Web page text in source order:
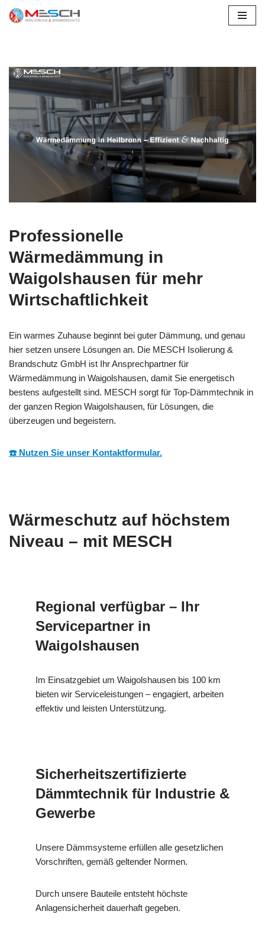
Professionelle
Wärmedämmung in
Waigolshausen für mehr
Wirtschaftlichkeit
Ein warmes Zuhause beginnt bei guter Dämmung, und genau
hier setzen unsere Lösungen an. Die MESCH Isolierung &
Brandschutz GmbH ist Ihr Ansprechpartner für
Wärmedämmung in Waigolshausen, damit Sie energetisch
bestens aufgestellt sind. MESCH sorgt für Top-Dämmtechnik in
der ganzen Region Waigolshausen, für Lösungen, die
überzeugen und begeistern.
☎️ Nutzen Sie unser Kontaktformular.
Wärmeschutz auf höchstem
Niveau – mit MESCH
Regional verfügbar – Ihr
Servicepartner in
Waigolshausen
Im Einsatzgebiet um Waigolshausen bis 100 km
bieten wir Serviceleistungen – engagiert, arbeiten
effektiv und leisten Unterstützung.
Sicherheitszertifizierte
Dämmtechnik für Industrie &
Gewerbe
Unsere Dämmsysteme erfüllen alle gesetzlichen
Vorschriften, gemäß geltender Normen.
Durch unsere Bauteile entsteht höchste
Anlagensicherheit dauerhaft gegeben.